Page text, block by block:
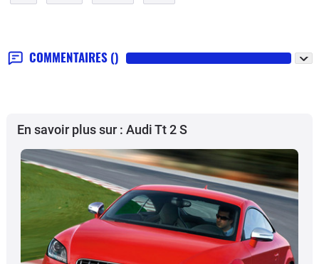
COMMENTAIRES ()
En savoir plus sur : Audi Tt 2 S